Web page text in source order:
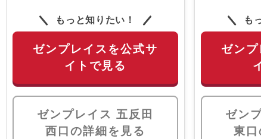
もっと知りたい！
ゼンプレイスを公式サ
イトで見る
ゼンプレイス 五反田
西口の詳細を見る
もっ
ゼンプ
ゼンプ
東口